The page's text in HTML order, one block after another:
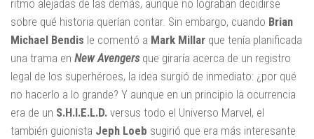
ritmo alejadas de las demás, aunque no lograban decidirse
sobre qué historia querían contar. Sin embargo, cuando Brian
Michael Bendis le comentó a Mark Millar que tenía planificada
una trama en New Avengersque giraría acerca de un registro
legal de los superhéroes, la idea surgió de inmediato: ¿por qué
no hacerlo a lo grande? Y aunque en un principio la ocurrencia
era de un S.H.I.E.L.D. versus todo el Universo Marvel, el
también guionista Jeph Loeb sugirió que era más interesante